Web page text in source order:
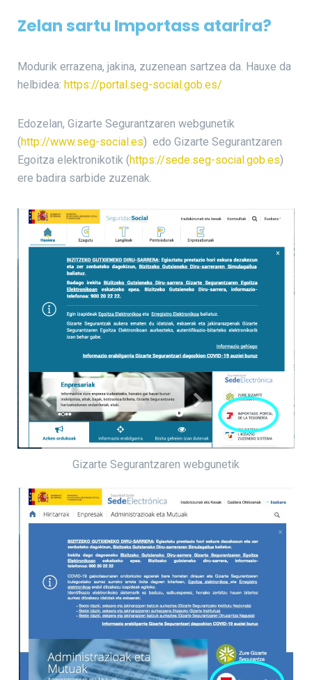
Zelan sartu Importass atarira?
Modurik errazena, jakina, zuzenean sartzea da. Hauxe da
helbidea: https://portal.seg-social.gob.es/
Edozelan, Gizarte Segurantzaren webgunetik
(http://www.seg-social.es) edo Gizarte Segurantzaren
Egoitza elektronikotik (https://sede.seg-social.gob.es)
ere badira sarbide zuzenak.
Gizarte Segurantzaren webgunetik